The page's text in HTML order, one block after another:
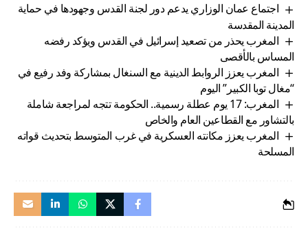
اجتماع عمان الوزاري يدعم دور لجنة القدس وجهودها في حماية
المدينة المقدسة
المغرب يحذر من تصعيد إسرائيل في القدس ويؤكد رفضه
المساس بالأقصى
المغرب يعزز الروابط الدينية مع السنغال بمشاركة وفد رفيع في
“مغال توبا الكبير” اليوم
المغرب: 17 يوم عطلة رسمية.. الحكومة تتجه لمراجعة شاملة
بالتشاور مع القطاعين العام والخاص
المغرب يعزز مكانته العسكرية في غرب المتوسط بتحديث قواته
المسلحة